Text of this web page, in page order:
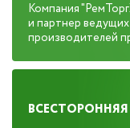
Компания
и партнер
производителей